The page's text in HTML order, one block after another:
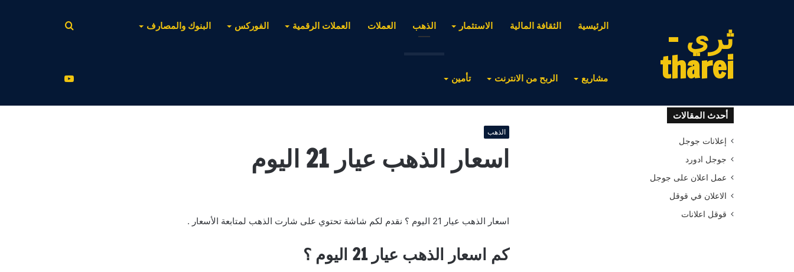
ثري -
tharei
الرئيسية الثقافة المالية الاستثمار الذهب العملات العملات الرقمية الفوركس البنوك والمصارف
مشاريع الربح من الانترنت تأمين عن
الذهب
اسعار الذهب عيار 21 اليوم
اسعار الذهب عيار 21 اليوم ؟ نقدم لكم شاشة تحتوي على شارت الذهب لمتابعة الأسعار .
كم اسعار الذهب عيار 21 اليوم ؟
أحدث المقالات
إعلانات جوجل
جوجل ادورد
عمل اعلان على جوجل
الاعلان في قوقل
قوقل اعلانات